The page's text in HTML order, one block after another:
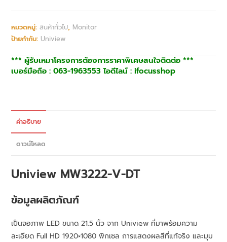
หมวดหมู่:สินค้าทั่วไป, Monitor
ป้ายกำกับ: Uniview
*** ผู้รับเหมาโครงการต้องการราคาพิเศษสนใจติดต่อ ***
เบอร์มือถือ : 063-1963553 ไอดีไลน์ : ifocusshop
คำอธิบาย
ดาวน์โหลด
Uniview MW3222-V-DT
ข้อมูลผลิตภัณฑ์
เป็นจอภาพ LED ขนาด 21.5 นิ้ว จาก Uniview ที่มาพร้อมความ
ละเอียด Full HD 1920×1080 พิกเซล การแสดงผลสีที่แท้จริง และมุม